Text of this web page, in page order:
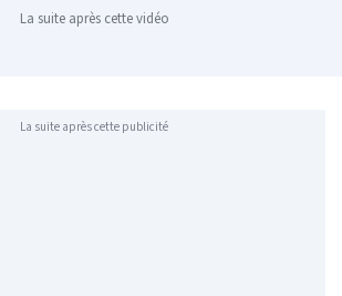
La suite après cette vidéo
La suite après cette publicité